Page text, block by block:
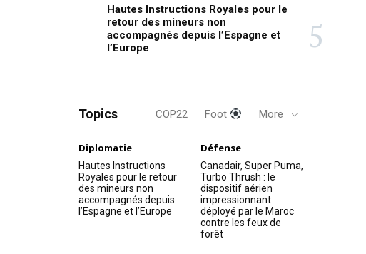
Hautes Instructions Royales pour le
retour des mineurs non
accompagnés depuis l’Espagne et
l’Europe
Topics COP22 Foot More
Diplomatie
Hautes Instructions
Royales pour le retour
des mineurs non
accompagnés depuis
l’Espagne et l’Europe
Défense
Canadair, Super Puma,
Turbo Thrush : le
dispositif aérien
impressionnant
déployé par le Maroc
contre les feux de
forêt